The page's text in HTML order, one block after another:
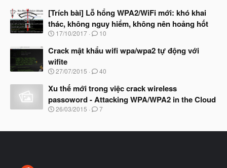
à
y
b
ắ
đ
ầ
u
[Trích bài] Lỗ hổng WPA2/WiFi mới: khó khai
thác, không nguy hiểm, không nên hoảng hốt
N
à
b
ắ
đ
ầ
u
17/10/2017 10
Crack mật khẩu wifi wpa/wpa2 tự động với
wifite
N
à
b
ắ
27/07/2015 40
Xu thế mới trong việc crack wireless
passoword - Attacking WPA/WPA2 in the Cloud
N
y
26/03/2015 7